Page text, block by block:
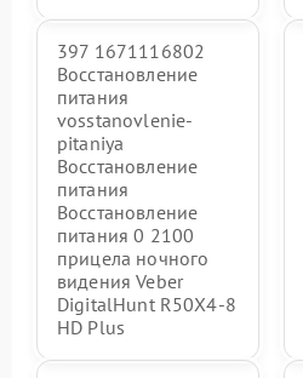
397 1671116802
Восстановление
питания
vosstanovlenie-
pitaniya
Восстановление
питания
Восстановление
питания 0 2100
прицела ночного
видения Veber
DigitalHunt R50X4-8
HD Plus